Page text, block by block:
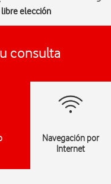
libre elección
consulta
Navegación por
Internet